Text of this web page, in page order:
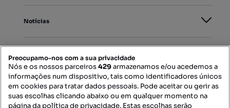
Notícias
Mapa do Site
Preocupamo-nos com a sua privacidade
Nós e os nossos parceiros429armazenamos e/ou acedemos a
informações num dispositivo, tais como identificadores únicos
em cookies para tratar dados pessoais. Pode aceitar ou gerir as
suas escolhas clicando abaixo ou em qualquer momento na
página da política de privacidade. Estas escolhas serão